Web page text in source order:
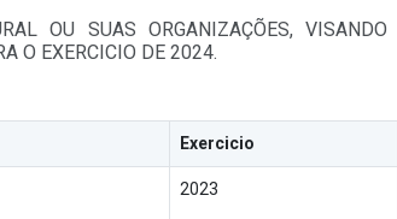
OU SUAS ORGANIZAÇÕES, VISANDO
O EXERCICIO DE 2024.
Exercicio
2023